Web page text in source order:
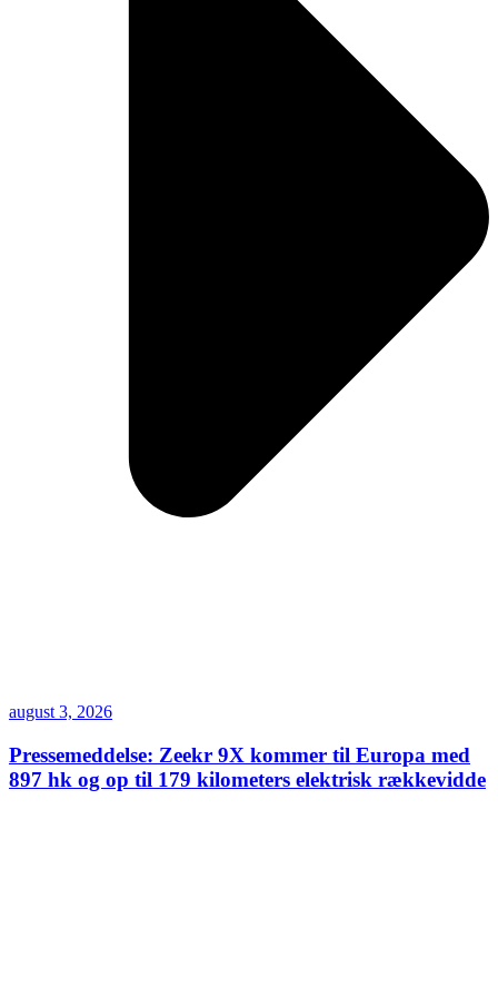
august 3, 2026
Pressemeddelse: Zeekr 9X kommer til Europa med
897 hk og op til 179 kilometers elektrisk rækkevidde